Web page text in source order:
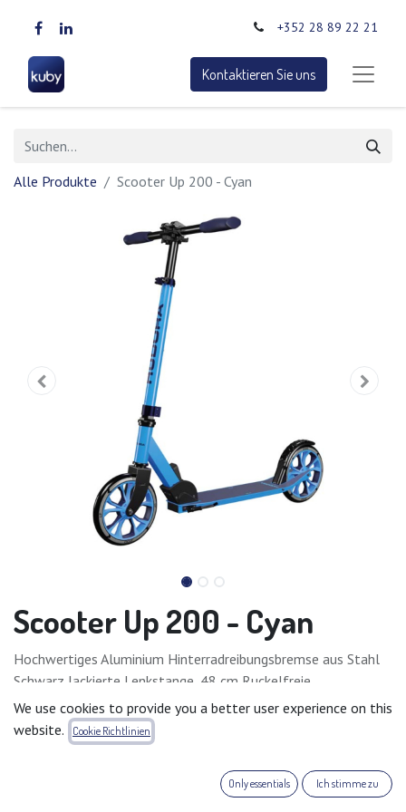
+352 28 89 22 21
Kontaktieren Sie uns
Alle Produkte Scooter Up 200 - Cyan
Scooter Up 200 - Cyan
Hochwertiges Aluminium Hinterradreibungsbremse aus Stahl
Schwarz lackierte Lenkstange, 48 cm Ruckelfreie
Klemmgriffe
Beidseitig reflektierender Reifenprint
Eloxierte Klemmen
Hochwertige abnehmabare TPE-Griffe
We use cookies to provide you a better user experience on this
website.
Cookie Richtlinien
Only essentials Ich stimme zu